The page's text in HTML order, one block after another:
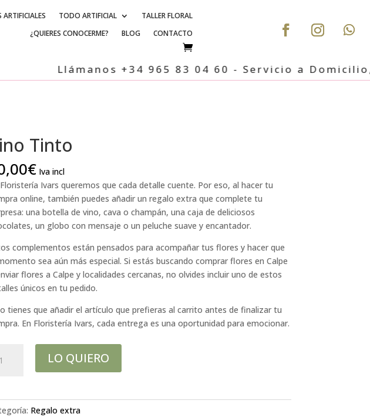
ARTIFICIALES TODO ARTIFICIAL
TALLER FLORAL
¿QUIERES CONOCERME?
BLOG CONTACTO
Llámanos +34 965 83 04 60 - Servicio a Domicilio,
Tinto
€ Iva incl
Ivars queremos que cada detalle cuente. Por eso, al hacer tu
online, también puedes añadir un regalo extra que complete tu
una botella de vino, cava o champán, una caja de deliciosos
un globo con mensaje o un peluche suave y encantador.
complementos están pensados para acompañar tus flores y hacer que
sea aún más especial. Si estás buscando comprar flores en Calpe
flores a Calpe y localidades cercanas, no olvides incluir uno de estos
únicos en tu pedido.
tienes que añadir el artículo que prefieras al carrito antes de finalizar tu
En Floristería Ivars, cada entrega es una oportunidad para emocionar.
LO QUIERO
Regalo extra